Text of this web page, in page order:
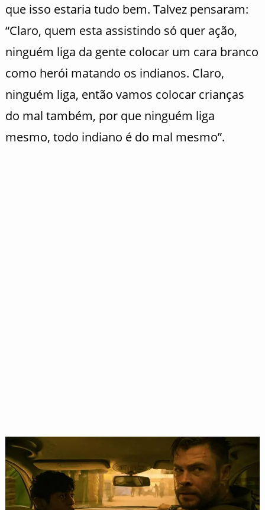
que isso estaria tudo bem. Talvez pensaram:
“Claro, quem esta assistindo só quer ação,
ninguém liga da gente colocar um cara branco
como herói matando os indianos. Claro,
ninguém liga, então vamos colocar crianças
do mal também, por que ninguém liga
mesmo, todo indiano é do mal mesmo”.